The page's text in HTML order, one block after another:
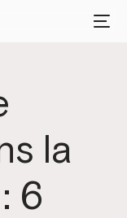
la
6